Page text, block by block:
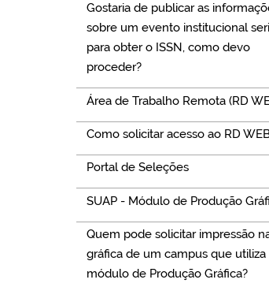
Gostaria de publicar as
sobre um evento institucional
para obter o ISSN, como devo
proceder?
Área de Trabalho Remota (RD
Como solicitar acesso ao RD
Portal de Seleções
SUAP - Módulo de Produção
Quem pode solicitar impressão
gráfica de um campus que utiliza
módulo de Produção Gráfica?